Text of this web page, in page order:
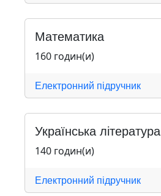
Математика
160 годин(и)
Електронний підручник
Українська література
140 годин(и)
Електронний підручник